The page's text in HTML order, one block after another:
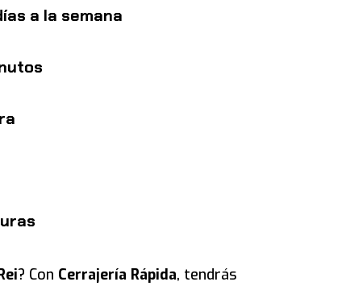
a la semana
? Con Cerrajería Rápida, tendrás